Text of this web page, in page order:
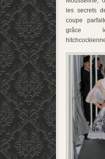
les secrets
coupe
grâce